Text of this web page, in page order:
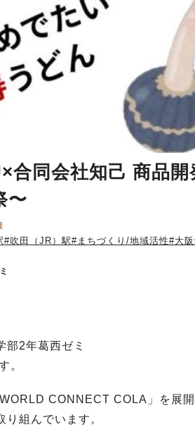
合同会社知己 商品
〜
#吹田（JR）駅#まちづくり/地域活性#大
部2年葛西ゼミ
。
CONNECT COLA」を展
組んでいます。